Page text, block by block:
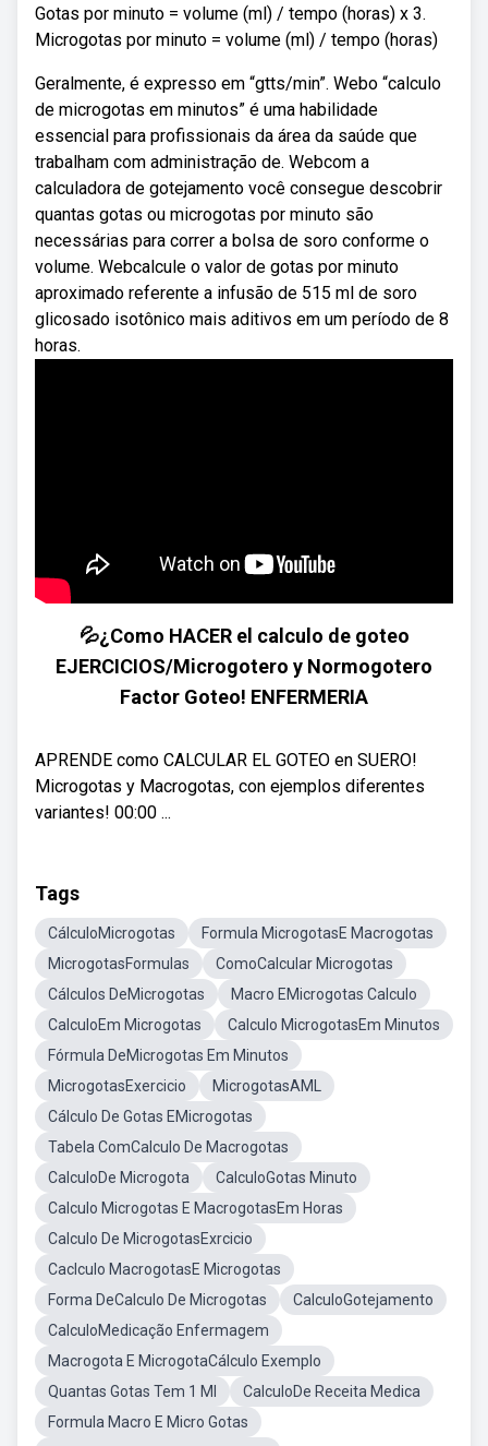
Gotas por minuto = volume (ml) / tempo (horas) x 3.
Microgotas por minuto = volume (ml) / tempo (horas)
Geralmente, é expresso em “gtts/min”. Webo “calculo
de microgotas em minutos” é uma habilidade
essencial para profissionais da área da saúde que
trabalham com administração de. Webcom a
calculadora de gotejamento você consegue descobrir
quantas gotas ou microgotas por minuto são
necessárias para correr a bolsa de soro conforme o
volume. Webcalcule o valor de gotas por minuto
aproximado referente a infusão de 515 ml de soro
glicosado isotônico mais aditivos em um período de 8
horas.
💦¿Como HACER el calculo de goteo
EJERCICIOS/Microgotero y Normogotero
Factor Goteo! ENFERMERIA
APRENDE como CALCULAR EL GOTEO en SUERO!
Microgotas y Macrogotas, con ejemplos diferentes
variantes! 00:00 ...
Tags
CálculoMicrogotas
Formula MicrogotasE Macrogotas
MicrogotasFormulas
ComoCalcular Microgotas
Cálculos DeMicrogotas
Macro EMicrogotas Calculo
CalculoEm Microgotas
Calculo MicrogotasEm Minutos
Fórmula DeMicrogotas Em Minutos
MicrogotasExercicio
MicrogotasAML
Cálculo De Gotas EMicrogotas
Tabela ComCalculo De Macrogotas
CalculoDe Microgota
CalculoGotas Minuto
Calculo Microgotas E MacrogotasEm Horas
Calculo De MicrogotasExrcicio
Caclculo MacrogotasE Microgotas
Forma DeCalculo De Microgotas
CalculoGotejamento
CalculoMedicação Enfermagem
Macrogota E MicrogotaCálculo Exemplo
Quantas Gotas Tem 1 Ml
CalculoDe Receita Medica
Formula Macro E Micro Gotas